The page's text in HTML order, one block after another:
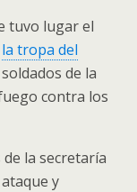
tuvo lugar el
la tropa del
de la
contra los
la secretaría
y